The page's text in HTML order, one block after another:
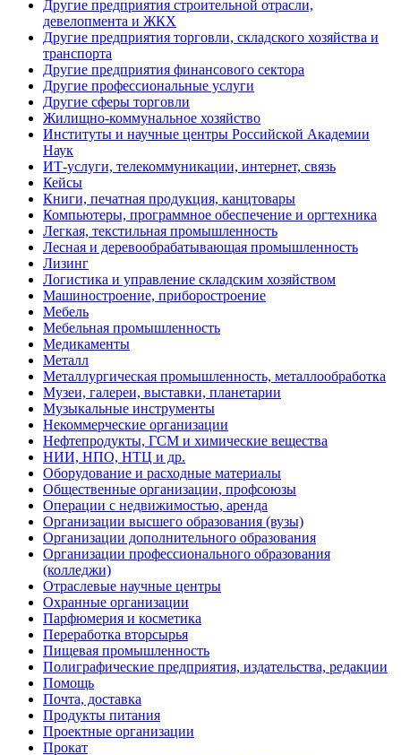
Другие предприятия строительной отрасли,
девелопмента и ЖКХ
Другие предприятия торговли, складского хозяйства и
транспорта
Другие предприятия финансового сектора
Другие профессиональные услуги
Другие сферы торговли
Жилищно-коммунальное хозяйство
Институты и научные центры Российской Академии
Наук
ИТ-услуги, телекоммуникации, интернет, связь
Кейсы
Книги, печатная продукция, канцтовары
Компьютеры, программное обеспечение и оргтехника
Легкая, текстильная промышленность
Лесная и деревообрабатывающая промышленность
Лизинг
Логистика и управление складским хозяйством
Машиностроение, приборостроение
Мебель
Мебельная промышленность
Медикаменты
Металл
Металлургическая промышленность, металлообработка
Музеи, галереи, выставки, планетарии
Музыкальные инструменты
Некоммерческие организации
Нефтепродукты, ГСМ и химические вещества
НИИ, НПО, НТЦ и др.
Оборудование и расходные материалы
Общественные организации, профсоюзы
Операции с недвижимостью, аренда
Организации высшего образования (вузы)
Организации дополнительного образования
Организации профессионального образования
(колледжи)
Отраслевые научные центры
Охранные организации
Парфюмерия и косметика
Переработка вторсырья
Пищевая промышленность
Полиграфические предприятия, издательства, редакции
Помощь
Почта, доставка
Продукты питания
Проектные организации
Прокат